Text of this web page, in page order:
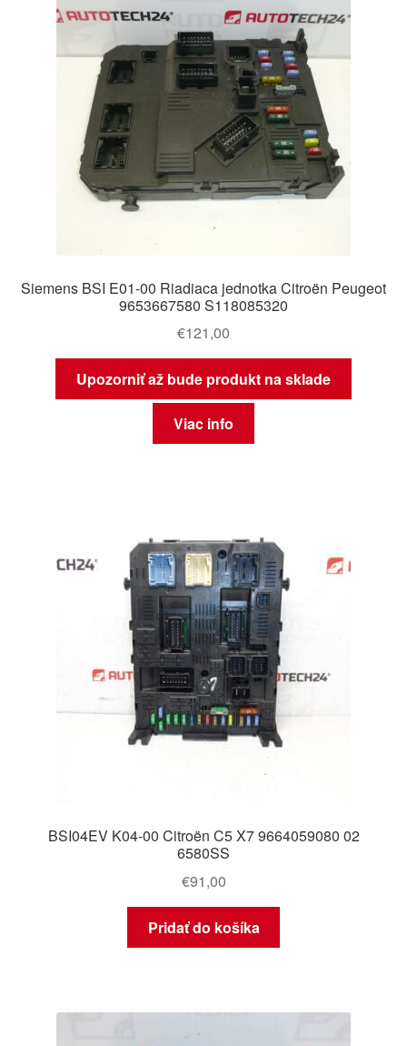
Siemens BSI E01-00 Riadiaca jednotka Citroën Peugeot
9653667580 S118085320
€121,00
Upozorniť až bude produkt na sklade
Viac info
BSI04EV K04-00 Citroën C5 X7 9664059080 02
6580SS
€91,00
Pridať do košíka